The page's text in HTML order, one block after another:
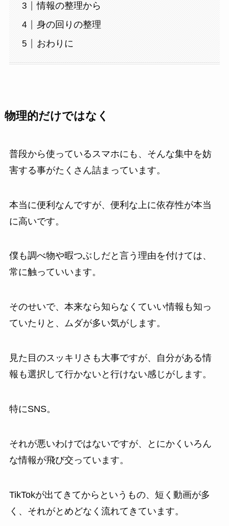
情報の整理から
身の回りの整理
おわりに
物理的だけではなく
普段から使っているスマホにも、そんな集中を妨
害する事がたくさん詰まっています。
本当に便利なんですが、便利な上に依存性が本当
に高いです。
僕も調べ物や暇つぶしだと言う理由を付けては、
常に触っていいます。
そのせいで、本来なら知らなくていい情報も知っ
ていたりと、ムダが多い気がします。
見た目のスッキリさも大事ですが、自分がある情
報も選択して行かないと行けない感じがします。
特にSNS。
それが悪いわけではないですが、とにかくいろん
な情報が飛び交っています。
TikTokが出てきてからというもの、短く動画が多
く、それがとめどなく流れてきています。